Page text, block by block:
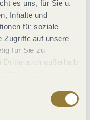
es uns, für Sie u.
Inhalte und
für soziale
Zugriffe auf unsere
für Sie zu
Dritte auch außerhalb
Auswahl "Alle
in der Nutzung